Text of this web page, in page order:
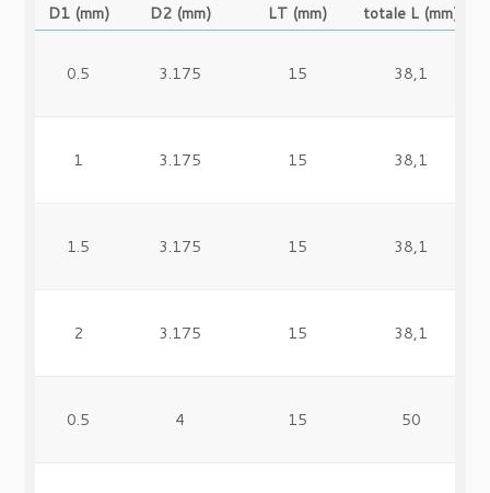
D1 (mm)
D2 (mm)
LT (mm)
totale L (mm)
0.5 3.175 15 38,1
1 3.175 15 38,1
1.5 3.175 15 38,1
2 3.175 15 38,1
0.5 4 15 50